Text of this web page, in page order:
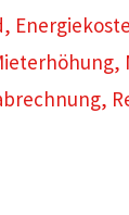
,
,
,